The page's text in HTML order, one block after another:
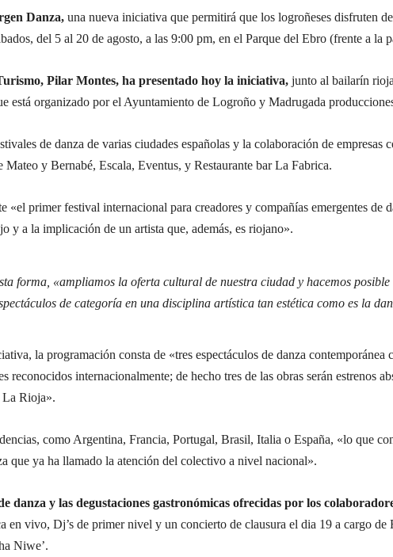
Danza, una nueva iniciativa que permitirá que los logroñeses disfruten
del 5 al 20 de agosto, a las 9:00 pm, en el Parque del Ebro (frente a la
Pilar Montes, ha presentado hoy la iniciativa, junto al bailarín
está organizado por el Ayuntamiento de Logroño y Madrugada
de danza de varias ciudades españolas y la colaboración de empresas
y Bernabé, Escala, Eventus, y Restaurante bar La Fabrica.
«el primer festival internacional para creadores y compañías emergentes de
y a la implicación de un artista que, además, es riojano».
forma, «ampliamos la oferta cultural de nuestra ciudad y hacemos posible
de categoría en una disciplina artística tan estética como es la
la programación consta de «tres espectáculos de danza contemporánea
reconocidos internacionalmente; de hecho tres de las obras serán estrenos
La Rioja».
como Argentina, Francia, Portugal, Brasil, Italia o España, «lo que
que ya ha llamado la atención del colectivo a nivel nacional».
danza y las degustaciones gastronómicas ofrecidas por los
en vivo, Dj’s de primer nivel y un concierto de clausura el dia 19 a cargo de
Niwe’.